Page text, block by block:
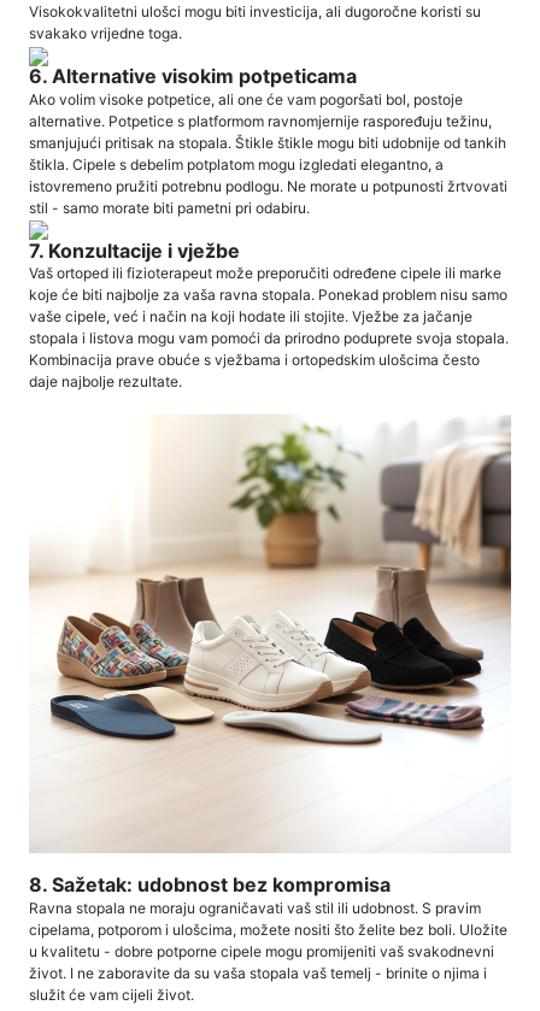
Visokokvalitetni ulošci mogu biti investicija, ali dugoročne koristi su
svakako vrijedne toga.
6. Alternative visokim potpeticama
Ako volim visoke potpetice, ali one će vam pogoršati bol, postoje
alternative. Potpetice s platformom ravnomjernije raspoređuju težinu,
smanjujući pritisak na stopala. Štikle štikle mogu biti udobnije od tankih
štikla. Cipele s debelim potplatom mogu izgledati elegantno, a
istovremeno pružiti potrebnu podlogu. Ne morate u potpunosti žrtvovati
stil - samo morate biti pametni pri odabiru.
7. Konzultacije i vježbe
Vaš ortoped ili fizioterapeut može preporučiti određene cipele ili marke
koje će biti najbolje za vaša ravna stopala. Ponekad problem nisu samo
vaše cipele, već i način na koji hodate ili stojite. Vježbe za jačanje
stopala i listova mogu vam pomoći da prirodno poduprete svoja stopala.
Kombinacija prave obuće s vježbama i ortopedskim ulošcima često
daje najbolje rezultate.
8. Sažetak: udobnost bez kompromisa
Ravna stopala ne moraju ograničavati vaš stil ili udobnost. S pravim
cipelama, potporom i ulošcima, možete nositi što želite bez boli. Uložite
u kvalitetu - dobre potporne cipele mogu promijeniti vaš svakodnevni
život. I ne zaboravite da su vaša stopala vaš temelj - brinite o njima i
služit će vam cijeli život.